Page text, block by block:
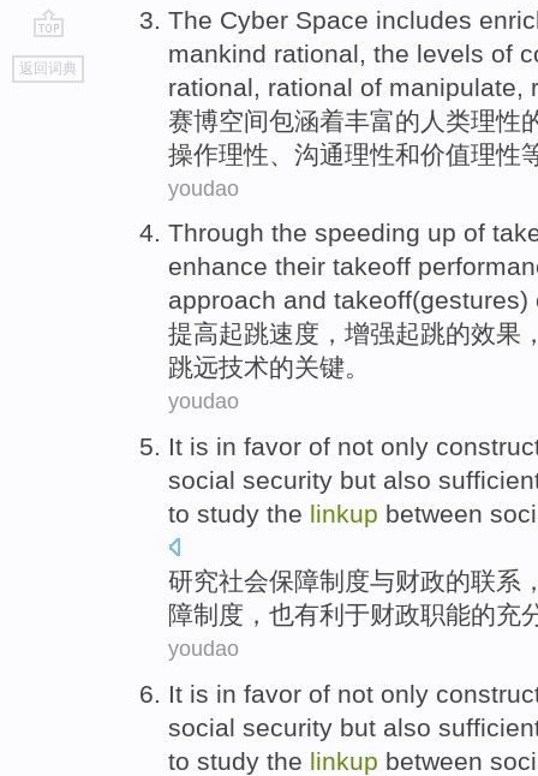
go
top
返回词典
The Cyber Space includes
mankind rational , the levels of
rational, rational of manipulate
赛博空间包涵着丰富的 人类理性
操作理性、沟通理性和价值理性
youdao
Through the speeding up of
enhance their takeoff
approach and
提高起跳速度 ， 增强起跳的效果
跳远技术的关键。
youdao
It is in favor of not only
social security but also
to study the linkup between
研究社会保障制度与财政的联系
障制度， 也有利于财政职能的充
youdao
It is in favor of not only
social security but also
to study the linkup between